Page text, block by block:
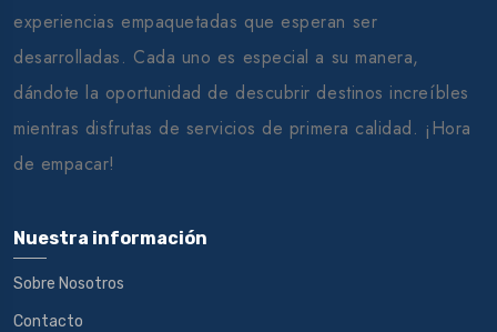
experiencias empaquetadas que esperan ser
desarrolladas. Cada uno es especial a su manera,
dándote la oportunidad de descubrir destinos increíbles
mientras disfrutas de servicios de primera calidad. ¡Hora
de empacar!
Nuestra información
Sobre Nosotros
Contacto